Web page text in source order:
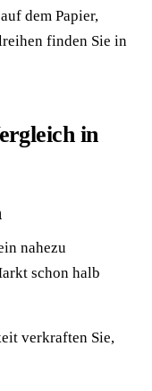
dem Papier,
finden Sie in
in
nahezu
schon halb
verkraften Sie,